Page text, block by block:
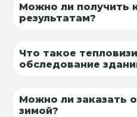
Можно ли получить
результатам?
Что такое
обследование
Можно ли заказать
зимой?